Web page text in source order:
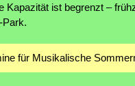
Kapazität ist begrenzt –
Park.
für Musikalische